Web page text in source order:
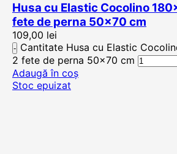
Husa cu Elastic Cocolino
fete de perna 50×70 cm
109,00 lei
Cantitate Husa cu Elastic
2 fete de perna 50x70 cm
Adaugă în coș
Stoc epuizat